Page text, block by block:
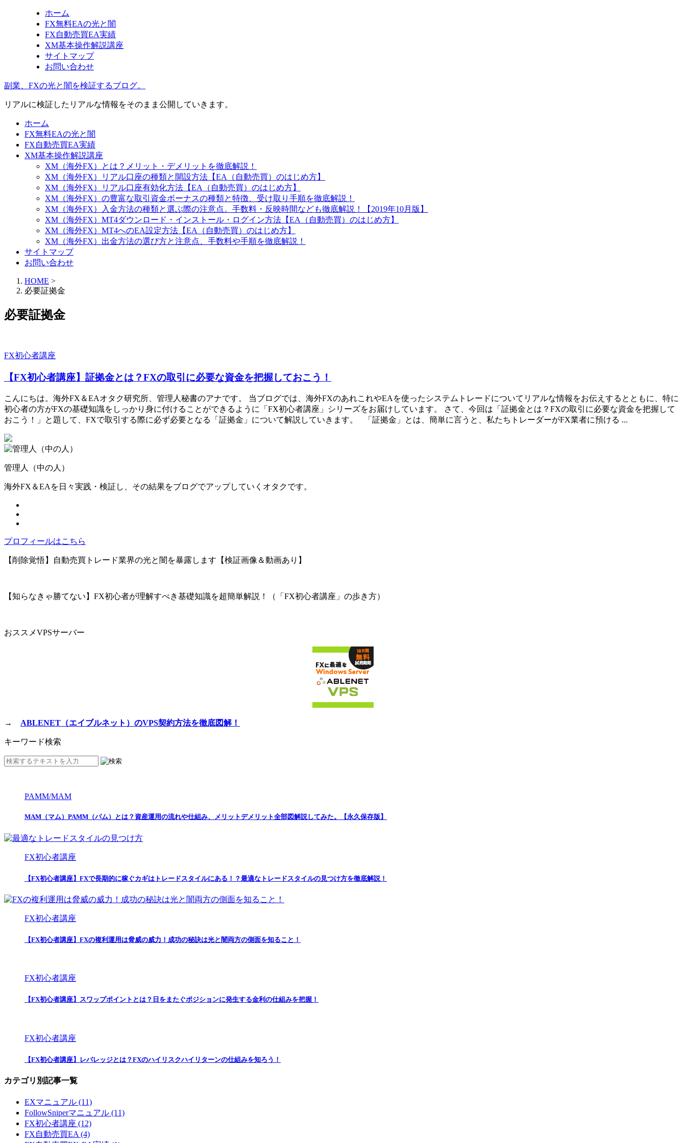
ホーム
FX無料EAの光と闇
FX自動売買EA実績
XM基本操作解説講座
サイトマップ
お問い合わせ
副業、FXの光と闇を検証するブログ。
リアルに検証したリアルな情報をそのまま公開していきます。
ホーム
FX無料EAの光と闇
FX自動売買EA実績
XM基本操作解説講座
XM（海外FX）とは？メリット・デメリットを徹底解説！
XM（海外FX）リアル口座の種類と開設方法【EA（自動売買）のはじめ方】
XM（海外FX）リアル口座有効化方法【EA（自動売買）のはじめ方】
XM（海外FX）の豊富な取引資金ボーナスの種類と特徴、受け取り手順を徹底解説！
XM（海外FX）入金方法の種類と選ぶ際の注意点。手数料・反映時間なども徹底解説！【2019年10月版】
XM（海外FX）MT4ダウンロード・インストール・ログイン方法【EA（自動売買）のはじめ方】
XM（海外FX）MT4へのEA設定方法【EA（自動売買）のはじめ方】
XM（海外FX）出金方法の選び方と注意点、手数料や手順を徹底解説！
サイトマップ
お問い合わせ
HOME >
必要証拠金
必要証拠金
FX初心者講座
【FX初心者講座】証拠金とは？FXの取引に必要な資金を把握しておこう！
こんにちは。海外FX＆EAオタク研究所、管理人秘書のアナです。 当ブログでは、海外FXのあれこれやEAを使ったシステムトレードについてリアルな情報をお伝えするとともに、特に
初心者の方がFXの基礎知識をしっかり身に付けることができるように「FX初心者講座」シリーズをお届けしています。 さて、今回は「証拠金とは？FXの取引に必要な資金を把握して
おこう！」と題して、FXで取引する際に必ず必要となる「証拠金」について解説していきます。 「証拠金」とは、簡単に言うと、私たちトレーダーがFX業者に預ける ...
管理人（中の人）
海外FX＆EAを日々実践・検証し、その結果をブログでアップしていくオタクです。
プロフィールはこちら
【削除覚悟】自動売買トレード業界の光と闇を暴露します【検証画像＆動画あり】
【知らなきゃ勝てない】FX初心者が理解すべき基礎知識を超簡単解説！（「FX初心者講座」の歩き方）
おススメVPSサーバー
→ ABLENET（エイブルネット）のVPS契約方法を徹底図解！
キーワード検索
PAMM/MAM
MAM（マム）PAMM（パム）とは？資産運用の流れや仕組み、メリットデメリット全部図解説してみた。【永久保存版】
FX初心者講座
【FX初心者講座】FXで長期的に稼ぐカギはトレードスタイルにある！？最適なトレードスタイルの見つけ方を徹底解説！
FX初心者講座
【FX初心者講座】FXの複利運用は脅威の威力！成功の秘訣は光と闇両方の側面を知ること！
FX初心者講座
【FX初心者講座】スワップポイントとは？日をまたぐポジションに発生する金利の仕組みを把握！
FX初心者講座
【FX初心者講座】レバレッジとは？FXのハイリスクハイリターンの仕組みを知ろう！
カテゴリ別記事一覧
EXマニュアル (11)
FollowSniperマニュアル (11)
FX初心者講座 (12)
FX自動売買EA (4)